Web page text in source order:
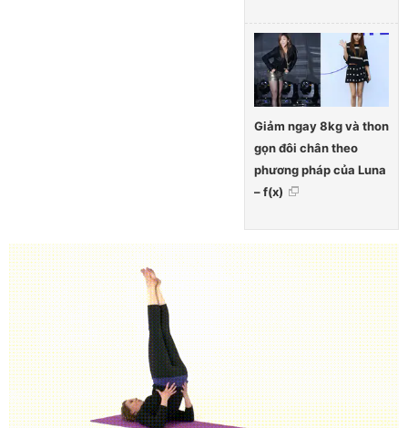
Giảm ngay 8kg và thon
gọn đôi chân theo
phương pháp của Luna
– f(x)